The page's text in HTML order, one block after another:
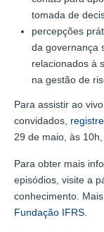
tomada de
percepções
da governança
relacionados à
na gestão de
Para assistir ao
convidados,
29 de maio, às
Para obter mais
episódios, visite a
conhecimento.
Fundação IFRS